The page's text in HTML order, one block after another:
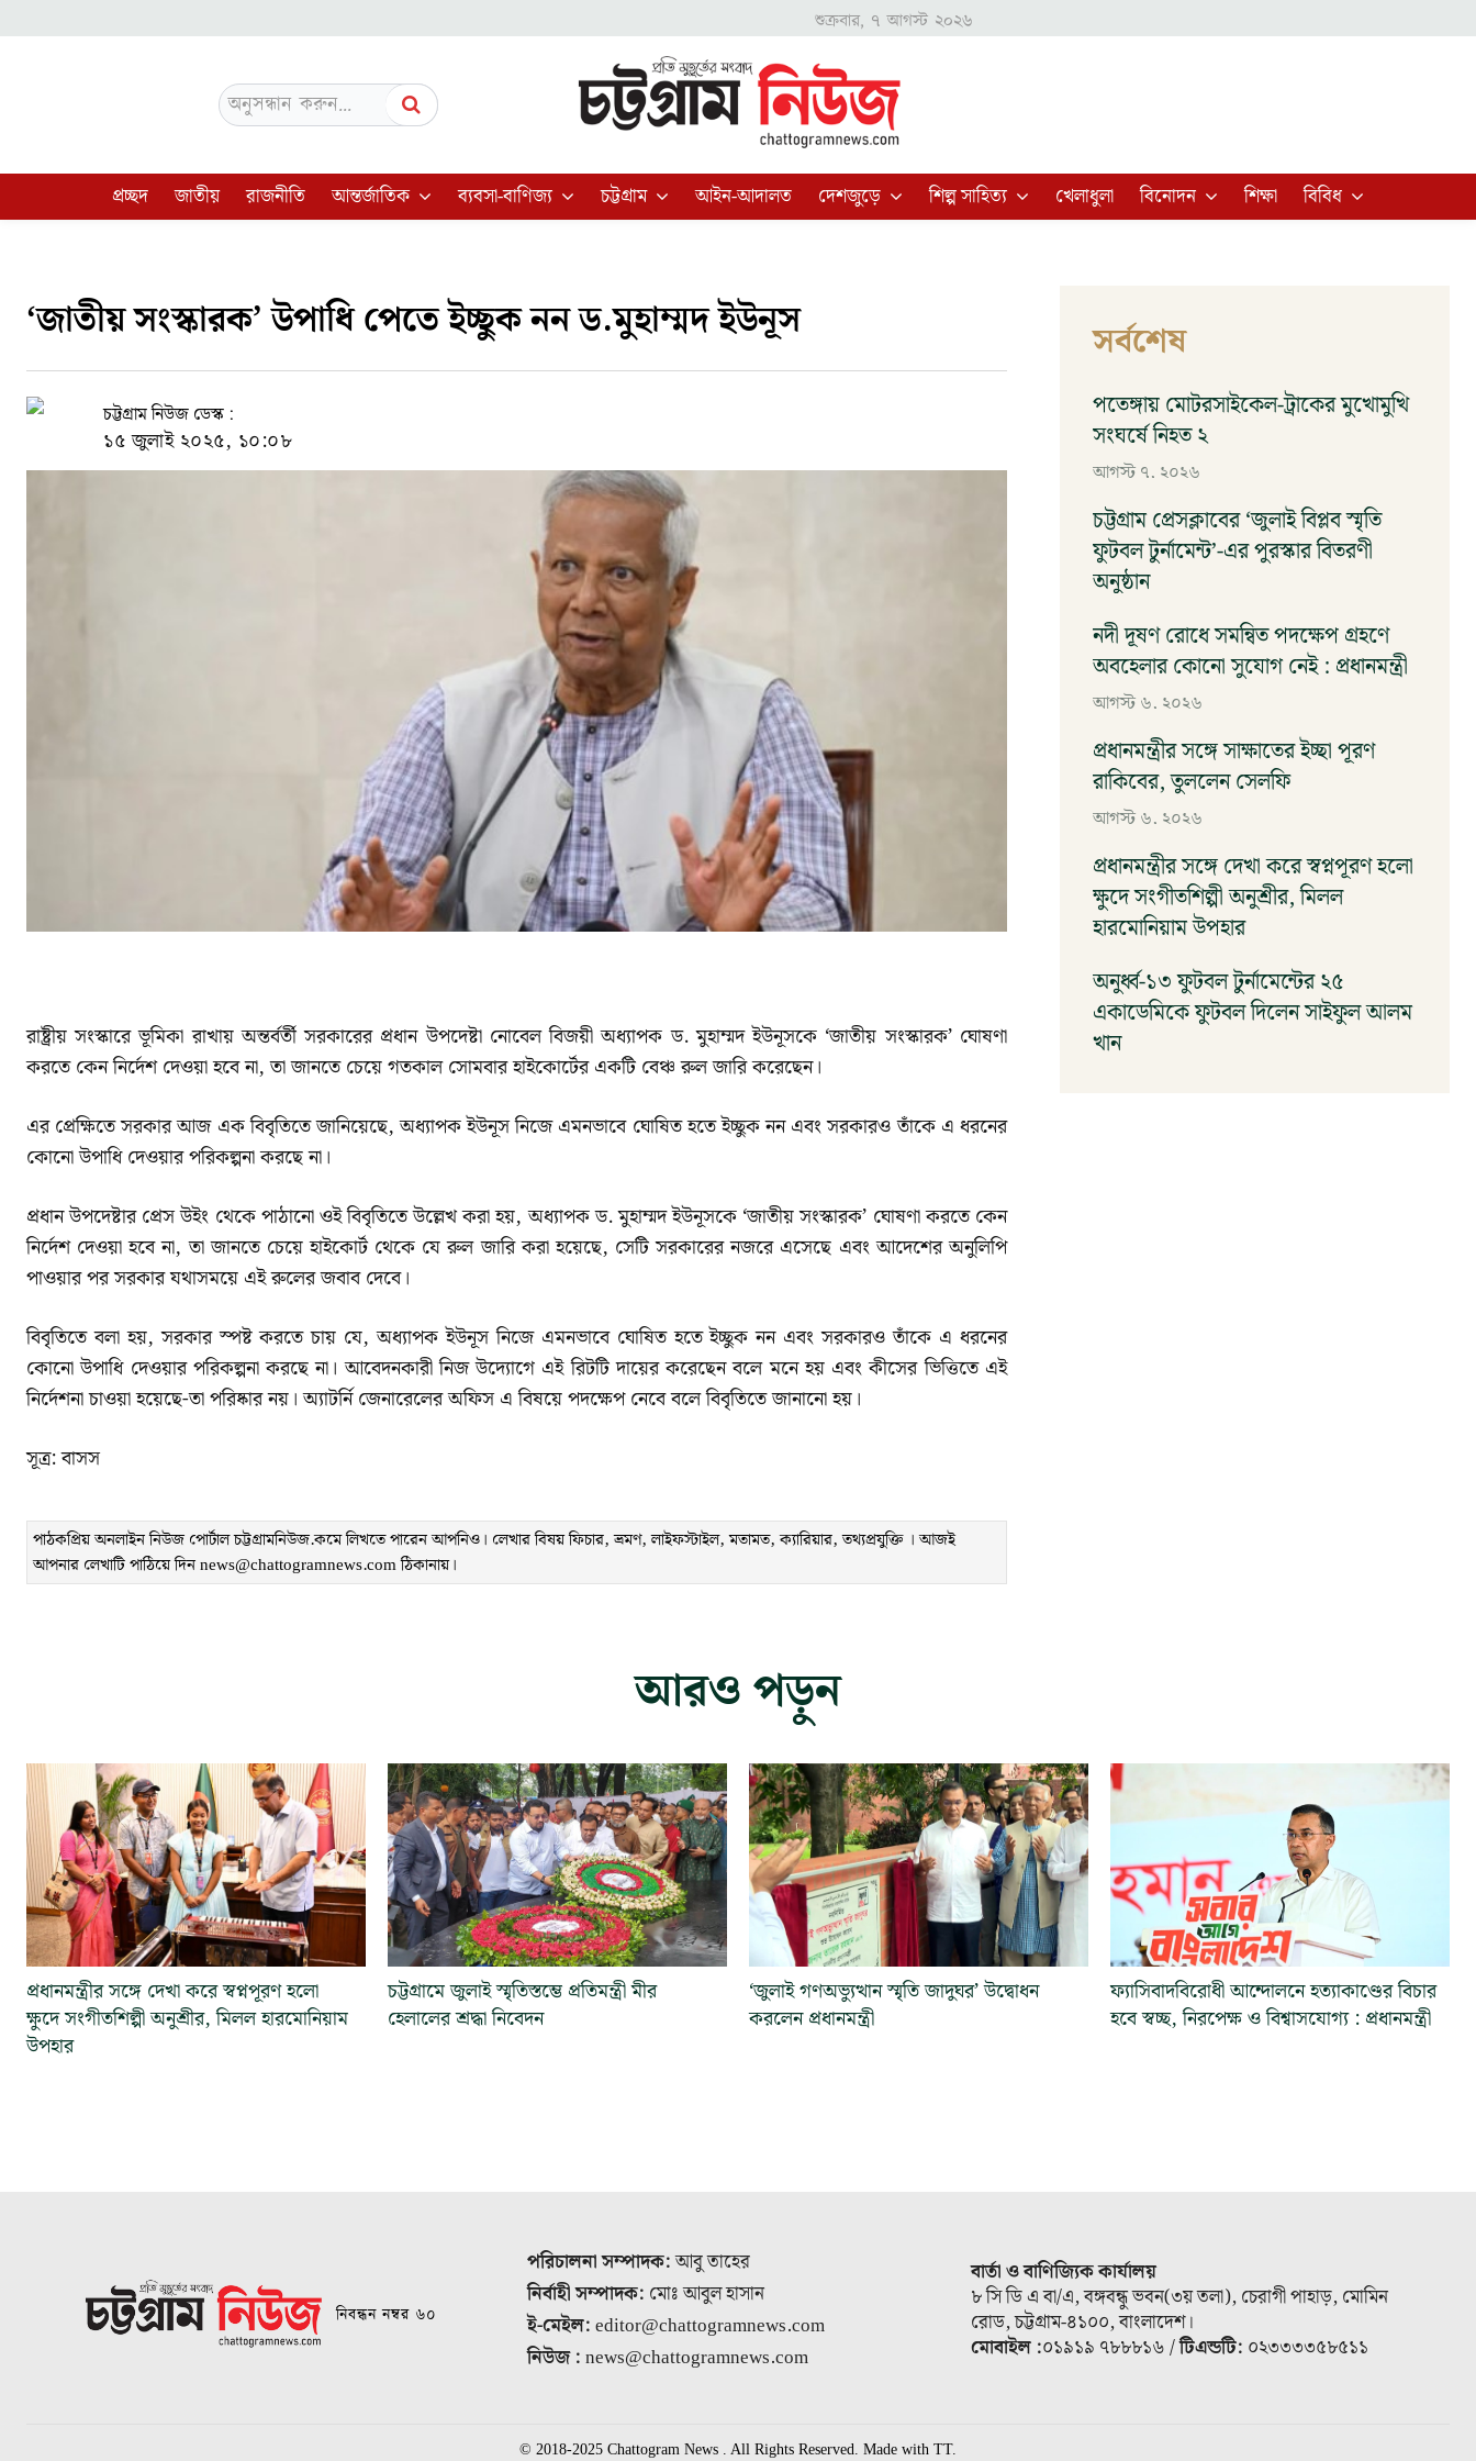
শুক্রবার, ৭ আগস্ট ২০২৬
অনুসন্ধান করুন...
প্রচ্ছদ জাতীয় রাজনীতি আন্তর্জাতিক ব্যবসা-বাণিজ্য চট্টগ্রাম আইন-আদালত দেশজুড়ে শিল্প সাহিত্য খেলাধুলা বিনোদন শিক্ষা বিবিধ
‘জাতীয় সংস্কারক’ উপাধি পেতে ইচ্ছুক নন ড.মুহাম্মদ ইউনূস
চট্টগ্রাম নিউজ ডেস্ক :
১৫ জুলাই ২০২৫, ১০:০৮
রাষ্ট্রীয় সংস্কারে ভূমিকা রাখায় অন্তর্বর্তী সরকারের প্রধান উপদেষ্টা নোবেল বিজয়ী অধ্যাপক ড. মুহাম্মদ ইউনূসকে ‘জাতীয় সংস্কারক’ ঘোষণা
করতে কেন নির্দেশ দেওয়া হবে না, তা জানতে চেয়ে গতকাল সোমবার হাইকোর্টের একটি বেঞ্চ রুল জারি করেছেন।
এর প্রেক্ষিতে সরকার আজ এক বিবৃতিতে জানিয়েছে, অধ্যাপক ইউনূস নিজে এমনভাবে ঘোষিত হতে ইচ্ছুক নন এবং সরকারও তাঁকে এ ধরনের
কোনো উপাধি দেওয়ার পরিকল্পনা করছে না।
প্রধান উপদেষ্টার প্রেস উইং থেকে পাঠানো ওই বিবৃতিতে উল্লেখ করা হয়, অধ্যাপক ড. মুহাম্মদ ইউনূসকে ‘জাতীয় সংস্কারক’ ঘোষণা করতে কেন
নির্দেশ দেওয়া হবে না, তা জানতে চেয়ে হাইকোর্ট থেকে যে রুল জারি করা হয়েছে, সেটি সরকারের নজরে এসেছে এবং আদেশের অনুলিপি
পাওয়ার পর সরকার যথাসময়ে এই রুলের জবাব দেবে।
বিবৃতিতে বলা হয়, সরকার স্পষ্ট করতে চায় যে, অধ্যাপক ইউনূস নিজে এমনভাবে ঘোষিত হতে ইচ্ছুক নন এবং সরকারও তাঁকে এ ধরনের
কোনো উপাধি দেওয়ার পরিকল্পনা করছে না। আবেদনকারী নিজ উদ্যোগে এই রিটটি দায়ের করেছেন বলে মনে হয় এবং কীসের ভিত্তিতে এই
নির্দেশনা চাওয়া হয়েছে-তা পরিষ্কার নয়। অ্যাটর্নি জেনারেলের অফিস এ বিষয়ে পদক্ষেপ নেবে বলে বিবৃতিতে জানানো হয়।
সূত্র: বাসস
পাঠকপ্রিয় অনলাইন নিউজ পোর্টাল চট্টগ্রামনিউজ.কমে লিখতে পারেন আপনিও। লেখার বিষয় ফিচার, ভ্রমণ, লাইফস্টাইল, মতামত, ক্যারিয়ার, তথ্যপ্রযুক্তি । আজই
আপনার লেখাটি পাঠিয়ে দিন news@chattogramnews.com ঠিকানায়।
সর্বশেষ
পতেঙ্গায় মোটরসাইকেল-ট্রাকের মুখোমুখি
সংঘর্ষে নিহত ২
আগস্ট ৭, ২০২৬
চট্টগ্রাম প্রেসক্লাবের ‘জুলাই বিপ্লব স্মৃতি
ফুটবল টুর্নামেন্ট’-এর পুরস্কার বিতরণী
অনুষ্ঠান
আগস্ট ৬, ২০২৬
নদী দূষণ রোধে সমন্বিত পদক্ষেপ গ্রহণে
অবহেলার কোনো সুযোগ নেই : প্রধানমন্ত্রী
আগস্ট ৬, ২০২৬
প্রধানমন্ত্রীর সঙ্গে সাক্ষাতের ইচ্ছা পূরণ
রাকিবের, তুললেন সেলফি
আগস্ট ৬, ২০২৬
প্রধানমন্ত্রীর সঙ্গে দেখা করে স্বপ্নপূরণ হলো
ক্ষুদে সংগীতশিল্পী অনুশ্রীর, মিলল
হারমোনিয়াম উপহার
আগস্ট ৬, ২০২৬
অনুর্ধ্ব-১৩ ফুটবল টুর্নামেন্টের ২৫
একাডেমিকে ফুটবল দিলেন সাইফুল আলম
খান
আরও পড়ুন
প্রধানমন্ত্রীর সঙ্গে দেখা করে স্বপ্নপূরণ হলো
ক্ষুদে সংগীতশিল্পী অনুশ্রীর, মিলল হারমোনিয়াম
উপহার
চট্টগ্রামে জুলাই স্মৃতিস্তম্ভে প্রতিমন্ত্রী মীর
হেলালের শ্রদ্ধা নিবেদন
‘জুলাই গণঅভ্যুত্থান স্মৃতি জাদুঘর’ উদ্বোধন
করলেন প্রধানমন্ত্রী
ফ্যাসিবাদবিরোধী আন্দোলনে হত্যাকাণ্ডের বিচার
হবে স্বচ্ছ, নিরপেক্ষ ও বিশ্বাসযোগ্য : প্রধানমন্ত্রী
নিবন্ধন নম্বর ৬০
পরিচালনা সম্পাদক:আবু তাহের
নির্বাহী সম্পাদক: মোঃ আবুল হাসান
ই-মেইল:editor@chattogramnews.com
নিউজ :news@chattogramnews.com
বার্তা ও বাণিজ্যিক কার্যালয়
৮ সি ডি এ বা/এ, বঙ্গবন্ধু ভবন(৩য় তলা), চেরাগী পাহাড়, মোমিন
রোড, চট্টগ্রাম-৪১০০, বাংলাদেশ।
মোবাইল :০১৯১৯ ৭৮৮৮১৬ /টিএন্ডটি: ০২৩৩৩৩৫৮৫১১
© 2018-2025 Chattogram News . All Rights Reserved. Made with TT.